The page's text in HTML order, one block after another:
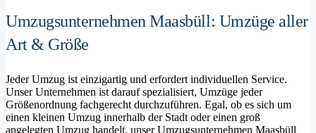
Umzugsunternehmen Maasbüll: Umzüge aller
Art & Größe
Jeder Umzug ist einzigartig und erfordert individuellen Service.
Unser Unternehmen ist darauf spezialisiert, Umzüge jeder
Größenordnung fachgerecht durchzuführen. Egal, ob es sich um
einen kleinen Umzug innerhalb der Stadt oder einen groß
angelegten Umzug handelt, unser Umzugsunternehmen Maasbüll